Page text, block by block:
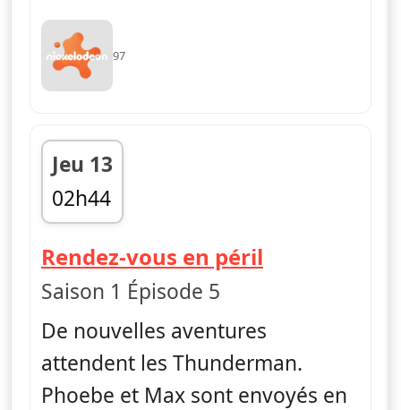
97
Jeu 13
02h44
fin 03h08
Rendez-vous en péril
Saison 1 Épisode 5
De nouvelles aventures
attendent les Thunderman.
Phoebe et Max sont envoyés en